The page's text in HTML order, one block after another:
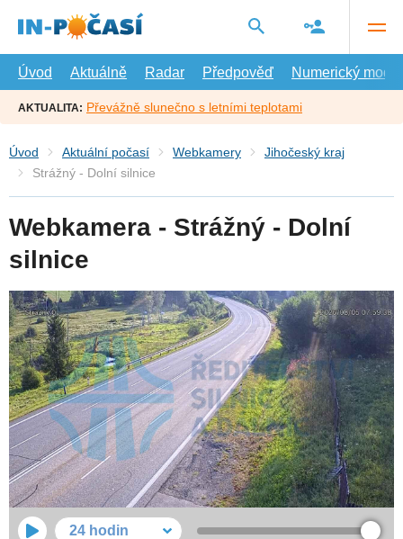
hlavní
Úvod
Aktuálně Radar Předpověď Numerický model
AKTUALITA: Převážně slunečno s letními teplotami
Úvod Aktuální počasí Webkamery
Jihočeský kraj
Strážný - Dolní silnice
Webkamera - Strážný - Dolní
silnice
24 hodin